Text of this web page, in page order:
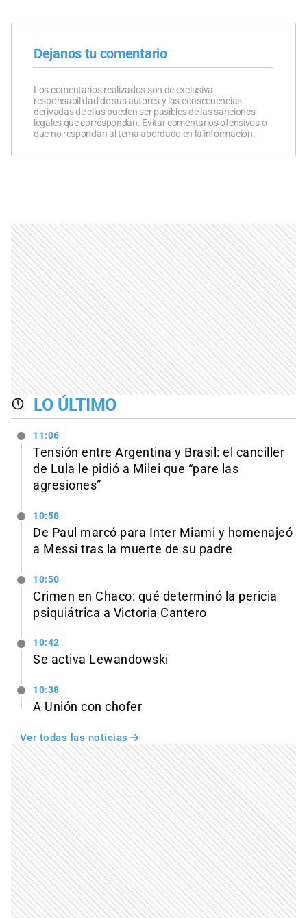
Dejanos tu comentario
Los comentarios realizados son de exclusiva
responsabilidad de sus autores y las consecuencias
derivadas de ellos pueden ser pasibles de las sanciones
legales que correspondan. Evitar comentarios ofensivos o
que no respondan al tema abordado en la información.
LO ÚLTIMO
11:06
Tensión entre Argentina y Brasil: el canciller
de Lula le pidió a Milei que “pare las
agresiones”
10:58
De Paul marcó para Inter Miami y homenajeó
a Messi tras la muerte de su padre
10:50
Crimen en Chaco: qué determinó la pericia
psiquiátrica a Victoria Cantero
10:42
Se activa Lewandowski
10:38
A Unión con chofer
Ver todas las noticias